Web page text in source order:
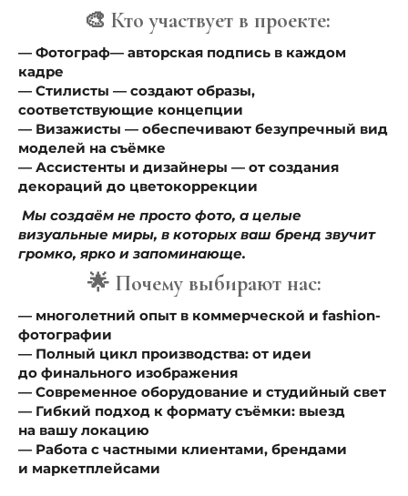
🎨 Кто участвует в проекте:
— Фотограф— авторская подпись в каждом
кадре
— Стилисты — создают образы,
соответствующие концепции
— Визажисты — обеспечивают безупречный вид
моделей на съёмке
— Ассистенты и дизайнеры — от создания
декораций до цветокоррекции
Мы создаём не просто фото, а целые
визуальные миры, в которых ваш бренд звучит
громко, ярко и запоминающе.
🌟 Почему выбирают нас:
— многолетний опыт в коммерческой и fashion-
фотографии
— Полный цикл производства: от идеи
до финального изображения
— Современное оборудование и студийный свет
— Гибкий подход к формату съёмки: выезд
на вашу локацию
— Работа с частными клиентами, брендами
и маркетплейсами